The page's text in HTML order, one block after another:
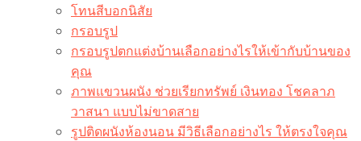
โทนสีบอกนิสัย
กรอบรูป
กรอบรูปตกแต่งบ้านเลือกอย่างไรให้เข้ากับบ้านของ
คุณ
ภาพแขวนผนัง ช่วยเรียกทรัพย์ เงินทอง โชคลาภ
วาสนา แบบไม่ขาดสาย
รูปติดผนังห้องนอน มีวิธีเลือกอย่างไร ให้ตรงใจคุณ